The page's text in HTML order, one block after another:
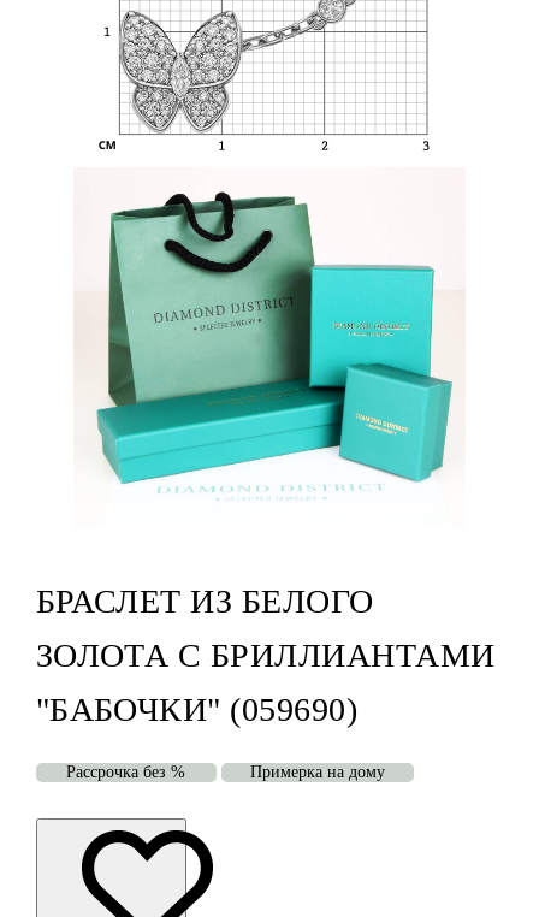
БРАСЛЕТ ИЗ БЕЛОГО
ЗОЛОТА С БРИЛЛИАНТАМИ
"БАБОЧКИ" (059690)
Рассрочка без % Примерка на дому